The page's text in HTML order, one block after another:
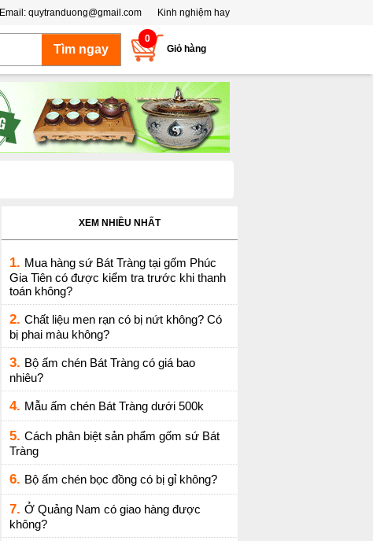
Email: quytranduong@gmail.com Kinh nghiệm hay
0
Giỏ hàng
XEM NHIỀU NHẤT
1. Mua hàng sứ Bát Tràng tại gốm Phúc
Gia Tiên có được kiểm tra trước khi thanh
toán không?
2. Chất liệu men rạn có bị nứt không? Có
bị phai màu không?
3. Bộ ấm chén Bát Tràng có giá bao
nhiêu?
4. Mẫu ấm chén Bát Tràng dưới 500k
5. Cách phân biệt sản phẩm gốm sứ Bát
Tràng
6. Bộ ấm chén bọc đồng có bị gỉ không?
7. Ở Quảng Nam có giao hàng được
không?